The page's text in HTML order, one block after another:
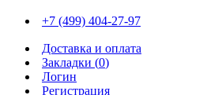
+7 (499) 404-27-97
Доставка и оплата
Закладки (0)
Логин
Регистрация